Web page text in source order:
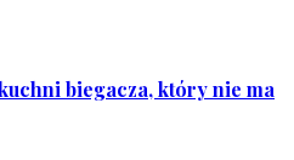
biegacza, który nie ma